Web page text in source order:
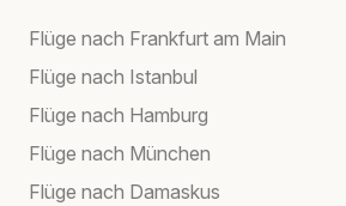
Flüge nach Frankfurt am Main
Flüge nach Istanbul
Flüge nach Hamburg
Flüge nach München
Flüge nach Damaskus